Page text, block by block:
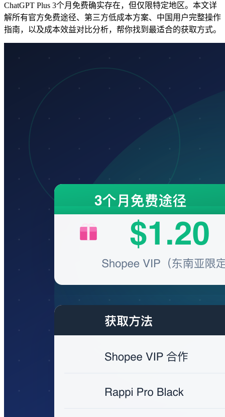
ChatGPT Plus 3个月免费确实存在，但仅限特定地区。本文详
解所有官方免费途径、第三方低成本方案、中国用户完整操作
指南，以及成本效益对比分析，帮你找到最适合的获取方式。